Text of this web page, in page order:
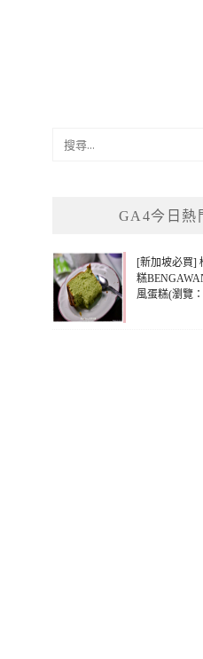
GA4今日熱
[新加坡必買]
糕
風蛋糕(瀏覽